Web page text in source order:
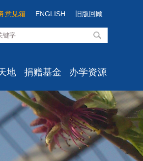
旧版回顾
ENGLISH
意见箱
地
友组织
友活动
友风采
友服务
捐赠基金
经院基金介绍
经院思想项目
经院学者项目
经院之光项目
办学资源
高级培训
资料室
实验中心